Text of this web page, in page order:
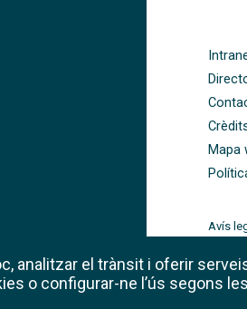
Mapa
Avís
analitzar el trànsit i oferir
o configurar-ne l’ús segons